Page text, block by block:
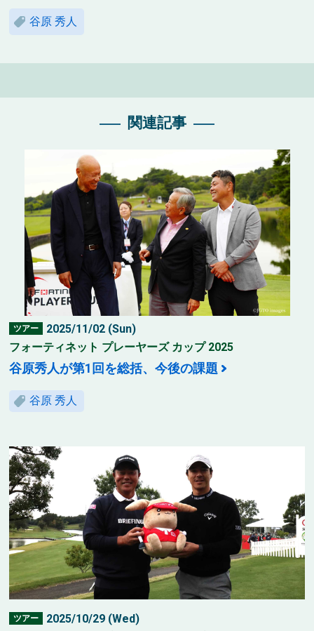
谷原 秀人
関連記事
ツアー
2025/11/02 (Sun)
フォーティネット プレーヤーズ カップ 2025
谷原秀人が第1回を総括、今後の課題
谷原 秀人
ツアー
2025/10/29 (Wed)